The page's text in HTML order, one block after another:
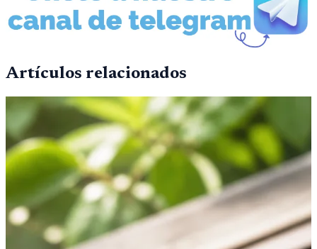
Artículos relacionados